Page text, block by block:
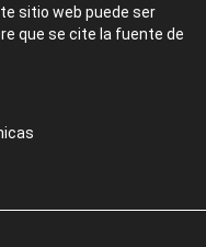
sitio web puede ser
que se cite la fuente de